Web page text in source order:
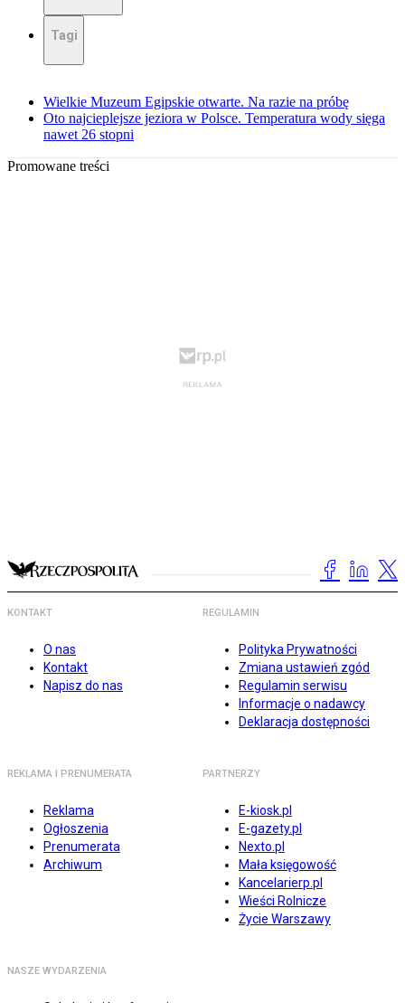
Tagi
Wielkie Muzeum Egipskie otwarte. Na razie na próbę
Oto najcieplejsze jeziora w Polsce. Temperatura wody sięga
nawet 26 stopni
Promowane treści
KONTAKT
O nas
Kontakt
Napisz do nas
REGULAMIN
Polityka Prywatności
Zmiana ustawień zgód
Regulamin serwisu
Informacje o nadawcy
Deklaracja dostępności
REKLAMA I PRENUMERATA
Reklama
Ogłoszenia
Prenumerata
Archiwum
PARTNERZY
E-kiosk.pl
E-gazety.pl
Nexto.pl
Mała księgowość
Kancelarierp.pl
Wieści Rolnicze
Życie Warszawy
NASZE WYDARZENIA